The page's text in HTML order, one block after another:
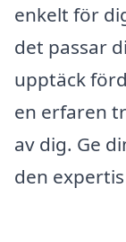
enkelt för
det passar
upptäck
en erfaren
av dig. Ge
den